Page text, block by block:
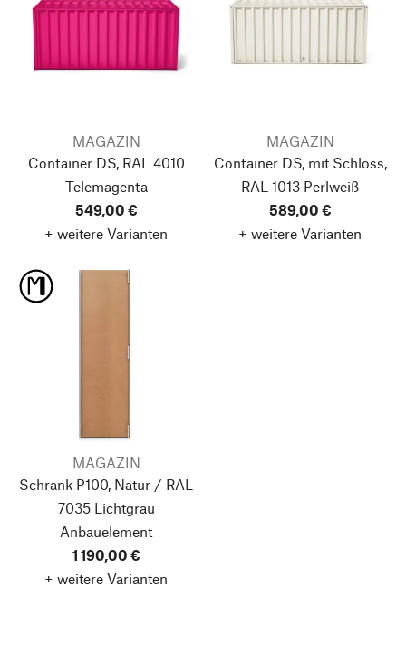
MAGAZIN
Container DS, RAL 4010
Telemagenta
549,00 €
+ weitere Varianten
MAGAZIN
Container DS, mit Schloss,
RAL 1013 Perlweiß
589,00 €
+ weitere Varianten
MAGAZIN
Schrank P100, Natur / RAL
7035 Lichtgrau
Anbauelement
1 190,00 €
+ weitere Varianten